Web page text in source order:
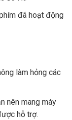
đã hoạt động
làm hỏng các
nên mang máy
hỗ trợ.